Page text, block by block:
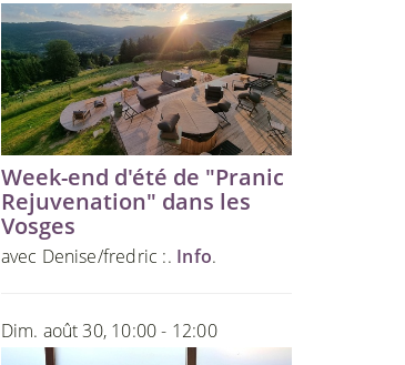
Week-end d'été de "Pranic
Rejuvenation" dans les
Vosges
avec Denise/fredric :. Info.
Dim. août 30, 10:00 - 12:00